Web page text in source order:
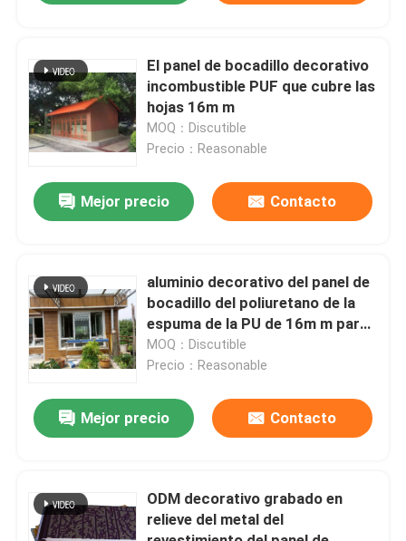
Productos
Sobre nosotros
Viaje de la fábrica
Éntrenos en contacto con
Pida una cita
Almacén de acero prefabricado
El panel de bocadillo de Rockwool
El panel de bocadillo decorativo
incombustible PUF que cubre las
hojas 16m m
MOQ：Discutible
Precio：Reasonable
Mejor precio Contacto
aluminio decorativo del panel de
bocadillo del poliuretano de la
espuma de la PU de 16m m para
el exterior
MOQ：Discutible
Precio：Reasonable
Mejor precio Contacto
ODM decorativo grabado en
relieve del metal del